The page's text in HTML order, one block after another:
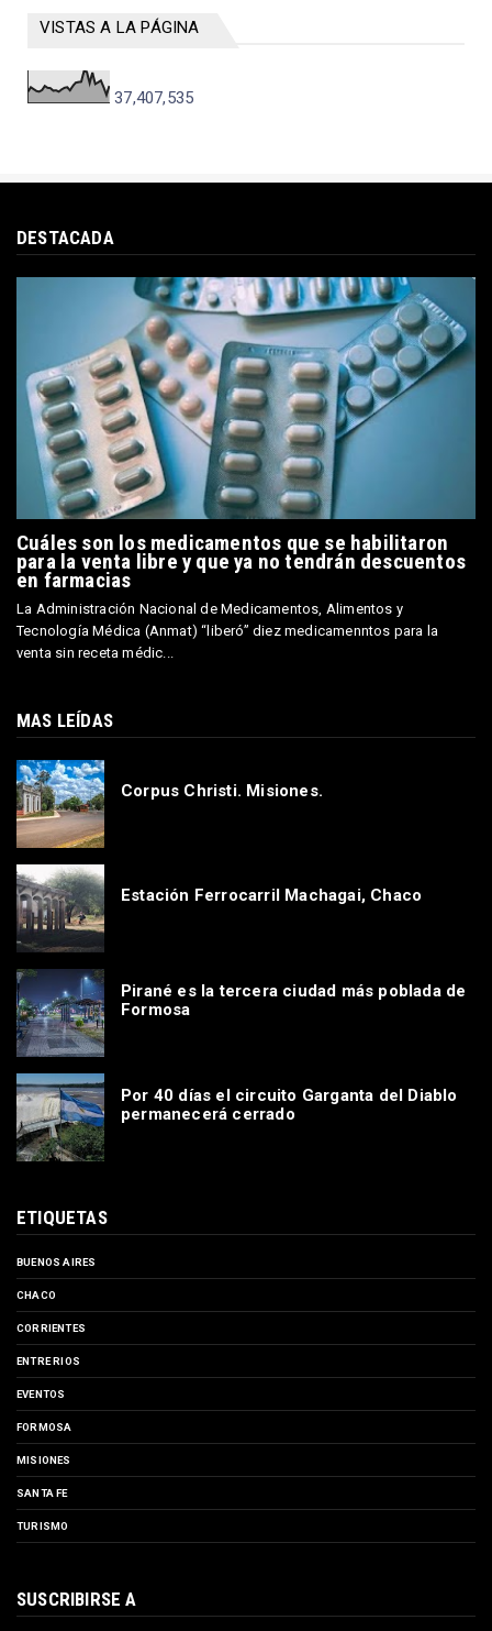
VISTAS A LA PÁGINA
37,407,535
DESTACADA
Cuáles son los medicamentos que se habilitaron
para la venta libre y que ya no tendrán descuentos
en farmacias
La Administración Nacional de Medicamentos, Alimentos y
Tecnología Médica (Anmat) “liberó” diez medicamenntos para la
venta sin receta médic...
MAS LEÍDAS
Corpus Christi. Misiones.
Estación Ferrocarril Machagai, Chaco
Pirané es la tercera ciudad más poblada de
Formosa
Por 40 días el circuito Garganta del Diablo
permanecerá cerrado
ETIQUETAS
BUENOS AIRES
CHACO
CORRIENTES
ENTRE RIOS
EVENTOS
FORMOSA
MISIONES
SANTA FE
TURISMO
SUSCRIBIRSE A